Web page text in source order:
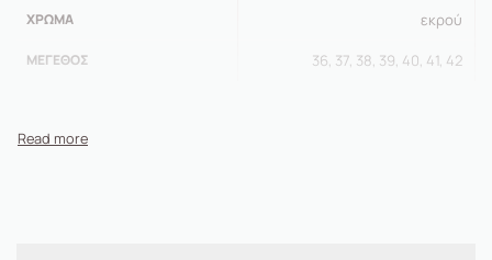
ΧΡΏΜΑ εκρού
ΜΈΓΕΘΟΣ 36, 37, 38, 39, 40, 41, 42